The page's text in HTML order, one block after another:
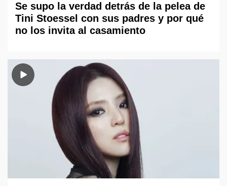
Se supo la verdad detrás de la pelea de
Tini Stoessel con sus padres y por qué
no los invita al casamiento